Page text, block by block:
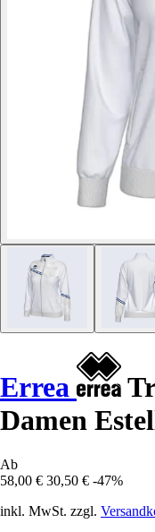
Errea
Damen
Ab
58,00 € 30,50 € -47%
inkl. MwSt. zzgl.